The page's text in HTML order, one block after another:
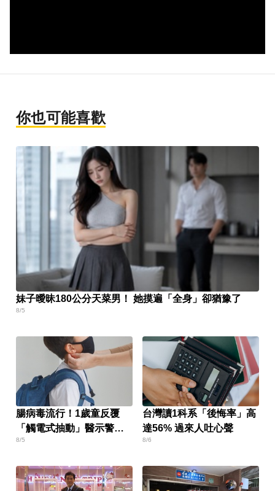
你也可能喜歡
妹子曖昧180公分天菜男！ 她摸遍「全身」卻猶豫了
8/5
腸病毒流行！1歲童反覆
「觸電式抽動」醫示警：
恐是重症
8/5
台灣讀1科系「後悔率」高
達56% 過來人吐心聲
8/6